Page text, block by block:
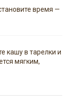
время —
кашу в тарелки и
мягким,